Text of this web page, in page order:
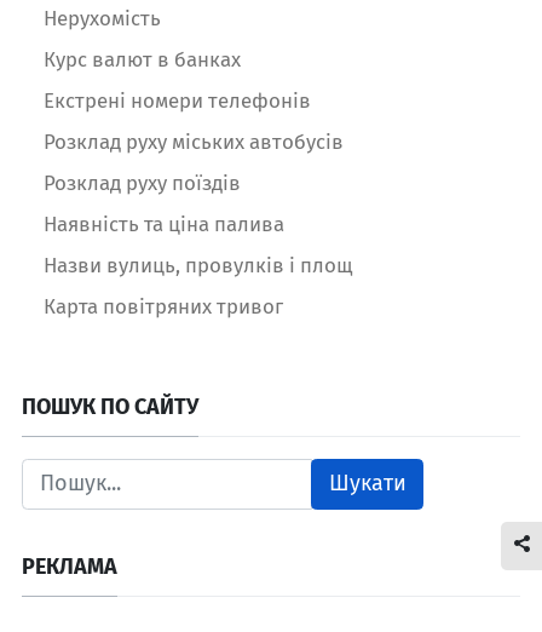
Нерухомість
Курс валют в банках
Екстрені номери телефонів
Розклад руху міських автобусів
Розклад руху поїздів
Наявність та ціна палива
Назви вулиць, провулків і площ
Карта повітряних тривог
ПОШУК ПО САЙТУ
Шукати
РЕКЛАМА